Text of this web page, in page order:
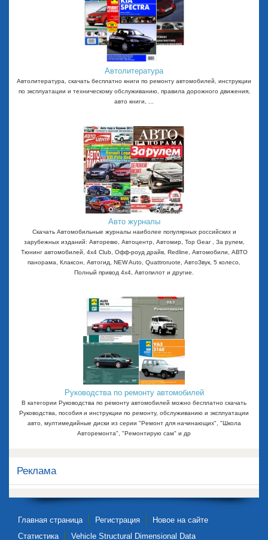
Автолитература
Автолитература, скачать бесплатно книги по ремонту автомобилей, инструкции
по эксплуатации и техническому обслуживанию, правила дорожного движения,
авто книги, ...
Авто журналы
Скачать Автомобильные журналы наиболее популярных российских и
зарубежных изданий: Авторевю, Автоцентр, Автомир, Top Gear , За рулем,
Тюнинг автомобилей, 4x4 Club, Офф-роуд драйв, Redline, Автомобили, АВТО
панорама, Клаксон, Автогид, NEW Auto, Quattroruote, АвтоЗвук, 5 колесо,
Полный привод 4х4, Автопилот и другие.
Руководства по ремонту автомобилей
В категории Руководства по ремонту автомобилей можно бесплатно скачать
Руководства, пособия и инструкции по ремонту, обслуживанию и эксплуатации
авто, мултимедийные диски из серии "Ремонт для начинающих", "Школа
Авторемонта", "Ремонтирую сам" и др
Реклама
Главная страница Регистрация
Новое на сайте
Статистика
Vehicle Structural Dimensional Data